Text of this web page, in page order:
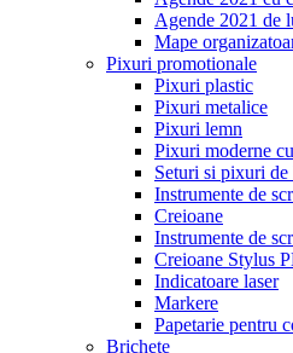
Agende 2021 de
Mape
Pixuri promotionale
Pixuri plastic
Pixuri metalice
Pixuri lemn
Pixuri moderne
Seturi si pixuri
Instrumente de
Creioane
Instrumente de
Creioane Stylus
Indicatoare laser
Markere
Papetarie pentru
Brichete